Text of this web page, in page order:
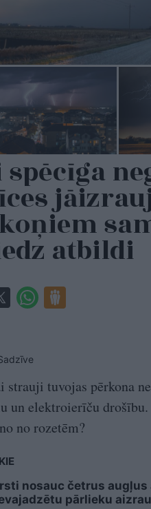
spēcīga
atbildi
strauji tuvojas pērkona
un elektroierīču
no rozetēm?
nosauc četrus augļus
pārlieku